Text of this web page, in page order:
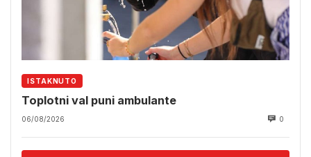
ISTAKNUTO
Toplotni val puni ambulante
06/08/2026 0